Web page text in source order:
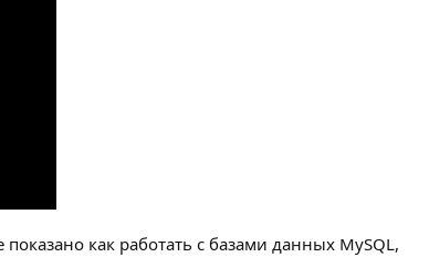
как работать с базами данных MySQL,